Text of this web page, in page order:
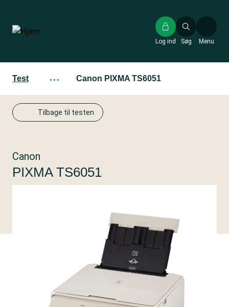
hovedindhold
Søg
Log ind Menu
Test ··· Canon PIXMA TS6051
Tilbage til testen
Canon
PIXMA TS6051